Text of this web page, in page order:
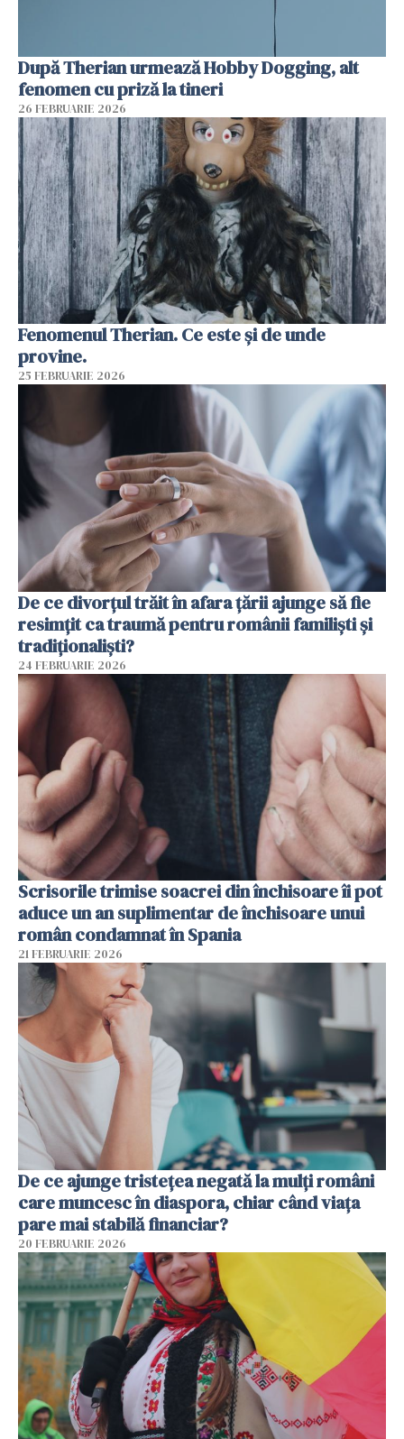
După Therian urmează Hobby Dogging, alt
fenomen cu priză la tineri
26 FEBRUARIE 2026
Fenomenul Therian. Ce este și de unde
provine.
25 FEBRUARIE 2026
De ce divorțul trăit în afara țării ajunge să fie
resimțit ca traumă pentru românii familiști și
tradiționaliști?
24 FEBRUARIE 2026
Scrisorile trimise soacrei din închisoare îi pot
aduce un an suplimentar de închisoare unui
român condamnat în Spania
21 FEBRUARIE 2026
De ce ajunge tristețea negată la mulți români
care muncesc în diaspora, chiar când viața
pare mai stabilă financiar?
20 FEBRUARIE 2026